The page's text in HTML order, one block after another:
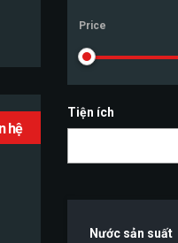
Price
Tiện ích
Nước sản suất
hệ